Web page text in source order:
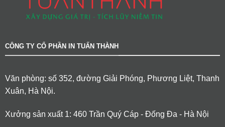
CÔNG TY CỔ PHẦN IN TUẤN THÀNH
Văn phòng: số 352, đường Giải Phóng, Phương Liệt, Thanh
Xuân, Hà Nội.
Xưởng sản xuất 1: 460 Trần Quý Cáp - Đống Đa - Hà Nội